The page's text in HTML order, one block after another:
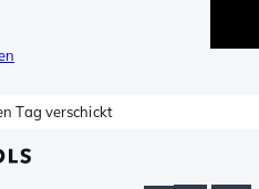
Tag verschickt